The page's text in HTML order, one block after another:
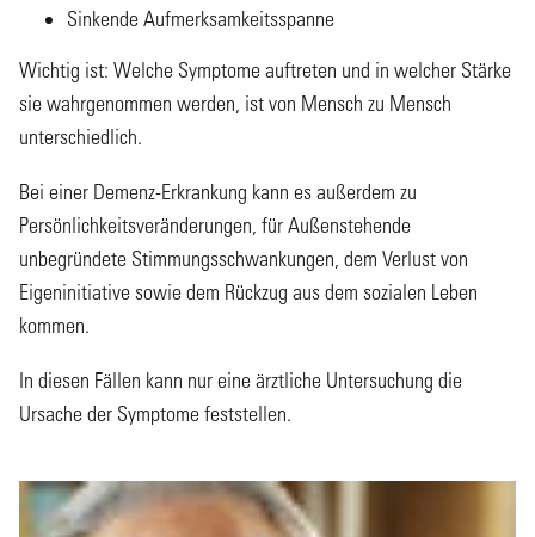
Sinkende Aufmerksamkeitsspanne
Wichtig ist: Welche Symptome auftreten und in welcher Stärke
sie wahrgenommen werden, ist von Mensch zu Mensch
unterschiedlich.
Bei einer Demenz-Erkrankung kann es außerdem zu
Persönlichkeitsveränderungen, für Außenstehende
unbegründete Stimmungsschwankungen, dem Verlust von
Eigeninitiative sowie dem Rückzug aus dem sozialen Leben
kommen.
In diesen Fällen kann nur eine ärztliche Untersuchung die
Ursache der Symptome feststellen.